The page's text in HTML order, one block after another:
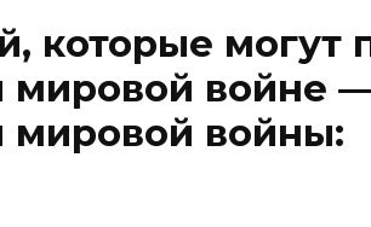
которые могут
мировой войне
мировой войны: